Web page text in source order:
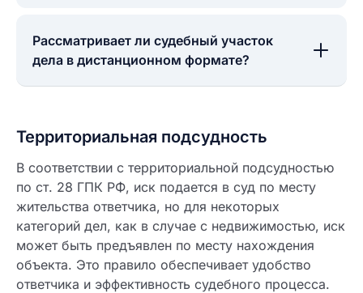
Рассматривает ли судебный участок
дела в дистанционном формате?
Территориальная подсудность
В соответствии с территориальной подсудностью
по ст. 28 ГПК РФ, иск подается в суд по месту
жительства ответчика, но для некоторых
категорий дел, как в случае с недвижимостью, иск
может быть предъявлен по месту нахождения
объекта. Это правило обеспечивает удобство
ответчика и эффективность судебного процесса.